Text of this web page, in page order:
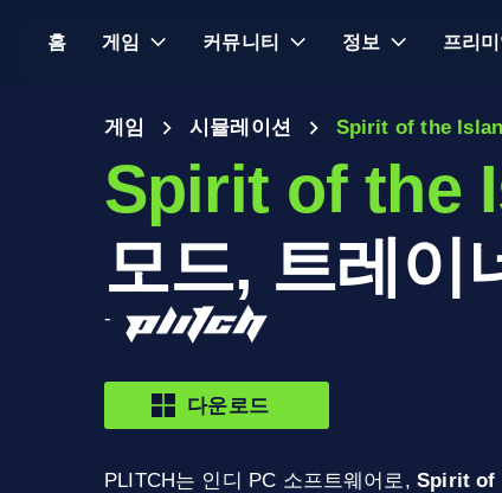
홈 게임 커뮤니티 정보 프리미
게임 시뮬레이션 Spirit of the
Spirit of the
모드, 트레이
-
다운로드
PLITCH는 인디 PC 소프트웨어로,Spirit of